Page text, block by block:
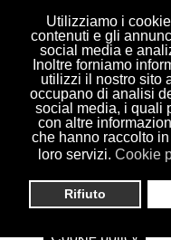
Cookie policy
Utilizziamo i
contenuti e gli
social media e
Inoltre forniamo
utilizzi il nostro sito
occupano di analisi
social media, i quali
con altre
che hanno raccolto
loro servizi. Cookie
Rifiuto